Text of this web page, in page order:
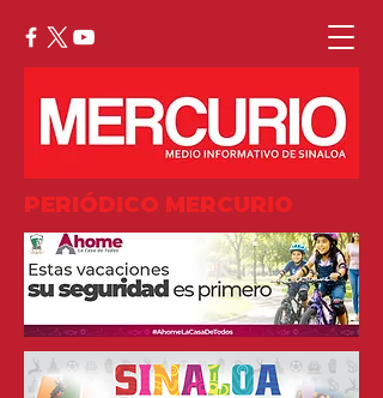
PERIÓDICO MERCURIO